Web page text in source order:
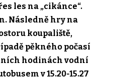
les na „cikánce“.
Následně hry na
koupaliště,
pěkného počasí
hodinách vodní
v 15.20-15.27